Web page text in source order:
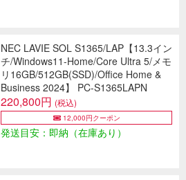
NEC LAVIE SOL S1365/LAP【13.3イン
チ/Windows11-Home/Core Ultra 5/メモ
リ16GB/512GB(SSD)/Office Home &
Business 2024】 PC-S1365LAPN
220,800円 (税込)
12,000円クーポン
発送目安：即納（在庫あり）